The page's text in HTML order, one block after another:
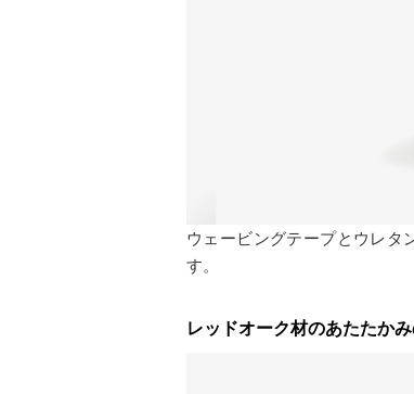
ウェービングテープとウレタ
す。
レッドオーク材のあたたか